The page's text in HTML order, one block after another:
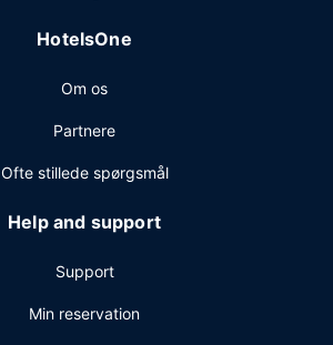
HotelsOne
Om os
Partnere
Ofte stillede spørgsmål
Help and support
Support
Min reservation